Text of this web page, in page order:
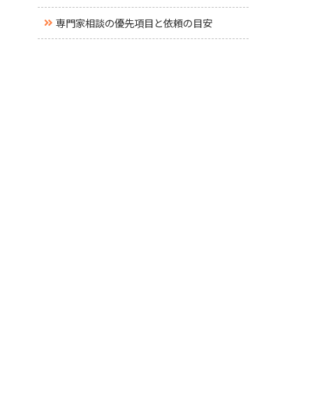
専門家相談の優先項目と依頼の目安